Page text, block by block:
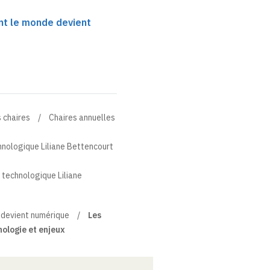
le monde devient
chaires Chaires annuelles
Liliane Bettencourt
Liliane
numérique
Les
et enjeux